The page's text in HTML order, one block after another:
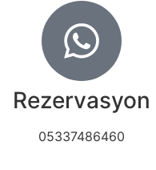
Rezervasyon
05337486460